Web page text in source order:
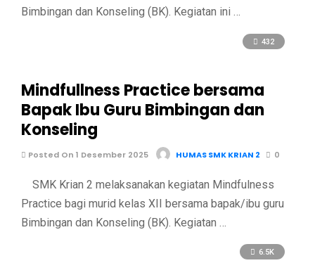
Bimbingan dan Konseling (BK). Kegiatan ini …
432
Mindfullness Practice bersama
Bapak Ibu Guru Bimbingan dan
Konseling
Posted On 1 Desember 2025 HUMAS SMK KRIAN 2 0
SMK Krian 2 melaksanakan kegiatan Mindfulness
Practice bagi murid kelas XII bersama bapak/ibu guru
Bimbingan dan Konseling (BK). Kegiatan …
6.5K